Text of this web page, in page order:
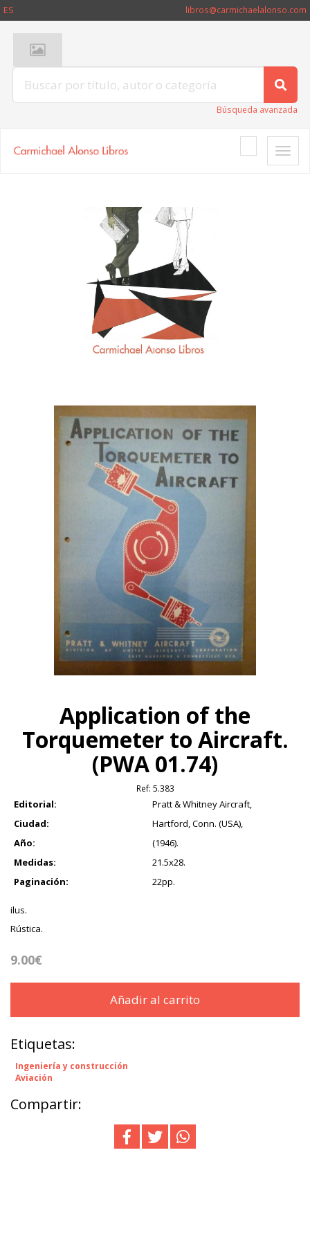
ES libros@carmichaelalonso.com
Búsqueda avanzada
Toggle
Application of the
Torquemeter to Aircraft.
(PWA 01.74)
Ref: 5.383
Editorial:
Pratt & Whitney Aircraft,
Ciudad:
Hartford, Conn. (USA),
Año:
(1946).
Medidas:
21.5x28.
Paginación:
22pp.
ilus.
Rústica.
9.00€
Añadir al carrito
Etiquetas:
Ingeniería y construcción
Aviación
Compartir: